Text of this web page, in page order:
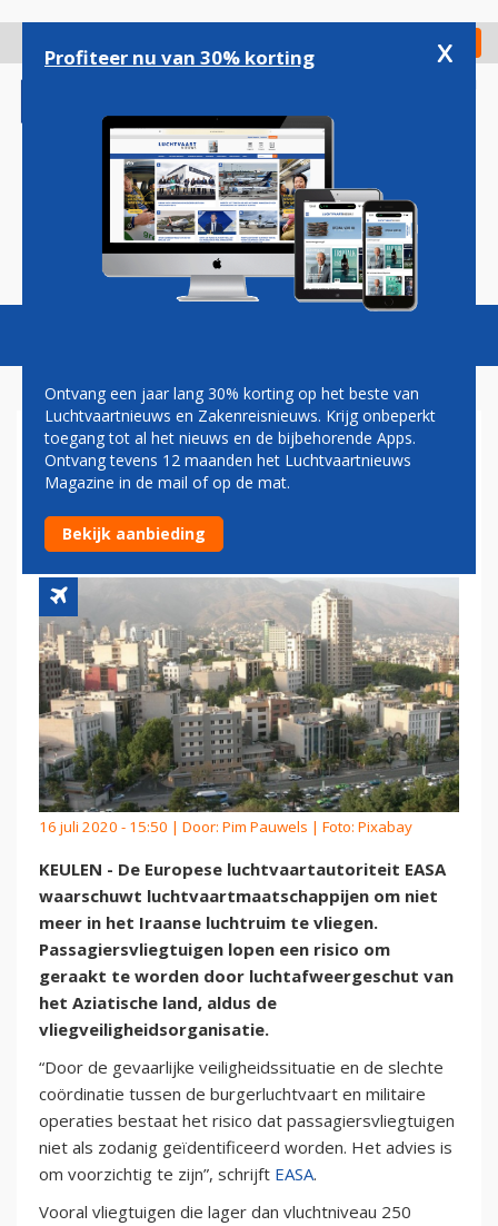
gaan
Check in
Magazine Podcasts Vacatures
EASA ADVISEERT: GEEN
PASSAGIERSVLUCHTEN IN
LUCHTRUIM IRAN
16 juli 2020 - 15:50 | Door: Pim Pauwels | Foto: Pixabay
KEULEN - De Europese luchtvaartautoriteit EASA
waarschuwt luchtvaartmaatschappijen om niet
meer in het Iraanse luchtruim te vliegen.
Passagiersvliegtuigen lopen een risico om
geraakt te worden door luchtafweergeschut van
het Aziatische land, aldus de
vliegveiligheidsorganisatie.
“Door de gevaarlijke veiligheidssituatie en de slechte
coördinatie tussen de burgerluchtvaart en militaire
operaties bestaat het risico dat passagiersvliegtuigen
niet als zodanig geïdentificeerd worden. Het advies is
om voorzichtig te zijn”, schrijft EASA.
Vooral vliegtuigen die lager dan vluchtniveau 250
Profiteer nu van 30% korting x
Ontvang een jaar lang 30% korting op het beste van
Luchtvaartnieuws en Zakenreisnieuws. Krijg onbeperkt
toegang tot al het nieuws en de bijbehorende Apps.
Ontvang tevens 12 maanden het Luchtvaartnieuws
Magazine in de mail of op de mat.
Bekijk aanbieding